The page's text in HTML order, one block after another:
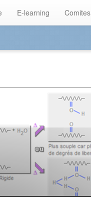
E-learning Comites